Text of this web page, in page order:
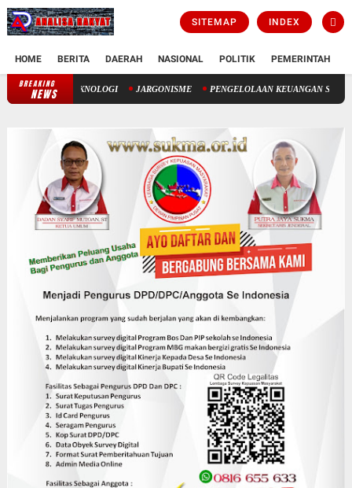
SITEMAP INDEX
HOME BERITA DAERAH NASIONAL POLITIK PEMERINTAH
BREAKING
NEWSUSIA HARAPAN HIDUP: ANTARA TAKDIR ILAHI DAN TEKNOLOGI